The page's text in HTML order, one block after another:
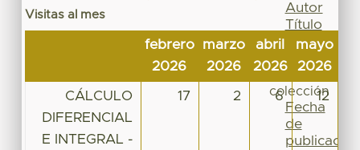
Visitas al mes
febrero
2026
marzo
2026
abril
2026
mayo
2026
CÁLCULO
DIFERENCIAL
E INTEGRAL -
17 2 6 12
Autor
Título
Materia
Tipo
colección
Fecha
de
publicación